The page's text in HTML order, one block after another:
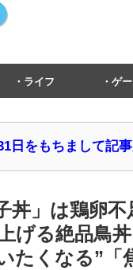
ライフ ゲ
日をもちまして記
丼」は鶏卵
げる絶品鳥
たくなる”